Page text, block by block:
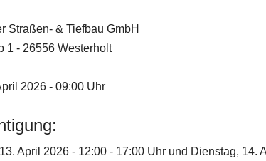
Straßen- & Tiefbau GmbH
1 - 26556 Westerholt
2026 - 09:00 Uhr
April 2026 - 12:00 - 17:00 Uhr und Dienstag, 14.